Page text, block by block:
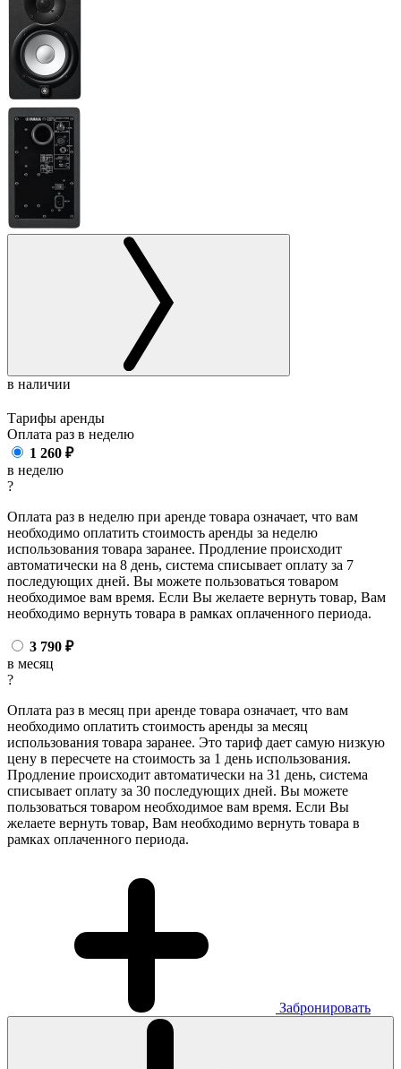
в наличии
Тарифы аренды
Оплата раз в неделю
1 260 ₽
в неделю
?
Оплата раз в неделю при аренде товара означает, что вам
необходимо оплатить стоимость аренды за неделю
использования товара заранее. Продление происходит
автоматически на 8 день, система списывает оплату за 7
последующих дней. Вы можете пользоваться товаром
необходимое вам время. Если Вы желаете вернуть товар, Вам
необходимо вернуть товара в рамках оплаченного периода.
3 790 ₽
в месяц
?
Оплата раз в месяц при аренде товара означает, что вам
необходимо оплатить стоимость аренды за месяц
использования товара заранее. Это тариф дает самую низкую
цену в пересчете на стоимость за 1 день использования.
Продление происходит автоматически на 31 день, система
списывает оплату за 30 последующих дней. Вы можете
пользоваться товаром необходимое вам время. Если Вы
желаете вернуть товар, Вам необходимо вернуть товара в
рамках оплаченного периода.
Забронировать